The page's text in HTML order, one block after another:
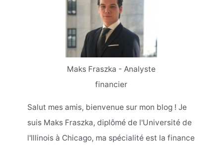
Maks Fraszka - Analyste
financier
Salut mes amis, bienvenue sur mon blog ! Je
suis Maks Fraszka, diplômé de l'Université de
l'Illinois à Chicago, ma spécialité est la finance